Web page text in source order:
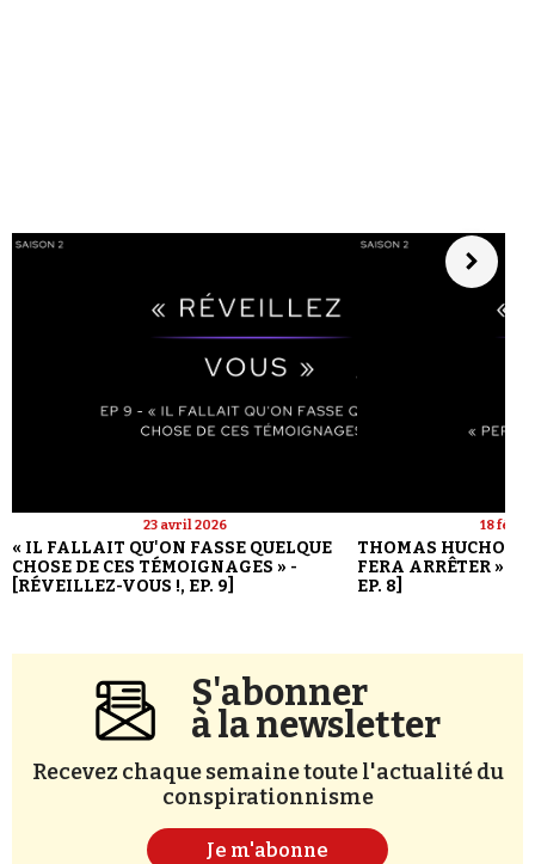
23 avril 2026
« IL FALLAIT QU'ON FASSE QUELQUE
CHOSE DE CES TÉMOIGNAGES » -
[RÉVEILLEZ-VOUS !, EP. 9]
18
THOMAS HUCHON :
FERA ARRÊTER » -
EP. 8]
S'abonner
à la newsletter
Recevez chaque semaine toute l'actualité du
conspirationnisme
Je m'abonne